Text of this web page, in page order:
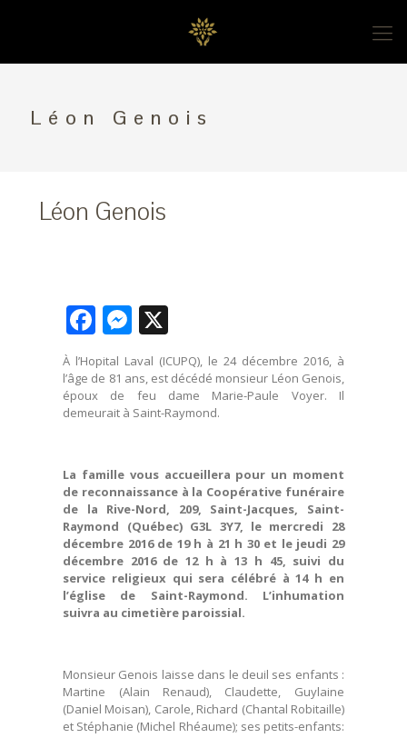
Léon Genois
Léon Genois
Facebook
Messenger
À l’Hopital Laval (ICUPQ), le 24 décembre 2016, à
l’âge de 81 ans, est décédé monsieur Léon Genois,
époux de feu dame Marie-Paule Voyer. Il
demeurait à Saint-Raymond.
La famille vous accueillera pour un moment
de reconnaissance à la Coopérative funéraire
de la Rive-Nord, 209, Saint-Jacques, Saint-
Raymond (Québec) G3L 3Y7, le mercredi 28
décembre 2016 de 19 h à 21 h 30 et le jeudi 29
décembre 2016 de 12 h à 13 h 45, suivi du
service religieux qui sera célébré à 14 h en
l’église de Saint-Raymond. L’inhumation
suivra au cimetière paroissial.
Monsieur Genois laisse dans le deuil ses enfants :
Martine (Alain Renaud), Claudette, Guylaine
(Daniel Moisan), Carole, Richard (Chantal Robitaille)
et Stéphanie (Michel Rhéaume); ses petits-enfants: